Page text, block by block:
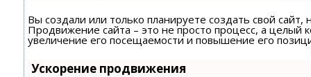
Вы создали или только планируете создать свой сайт,
Продвижение сайта – это не просто процесс, а целый
увеличение его посещаемости и повышение его
Ускорение продвижения